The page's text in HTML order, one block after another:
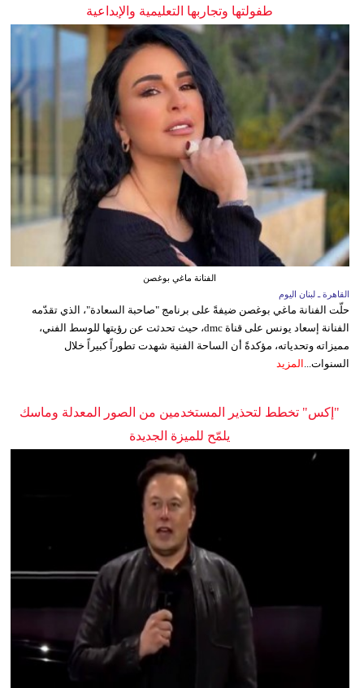
طفولتها وتجاربها التعليمية والإبداعية
الفنانة ماغي بوغصن
القاهرة ـ لبنان اليوم
حلّت الفنانة ماغي بوغصن ضيفةً على برنامج "صاحبة السعادة"، الذي تقدّمه
الفنانة إسعاد يونس على قناة dmc، حيث تحدثت عن رؤيتها للوسط الفني،
مميزاته وتحدياته، مؤكدةً أن الساحة الفنية شهدت تطوراً كبيراً خلال
السنوات...
المزيد
"إكس" تخطط لتحذير المستخدمين من الصور المعدلة وماسك
يلمّح للميزة الجديدة